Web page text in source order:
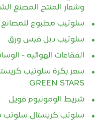
وشعار المنتج المصنع
سلوتيب مطبوع
سلوتيب دبل فيس ورق
الفقاعات الهوائيه -
سعر بكرة سلوتيب
GREEN STARS
شريط الومونيوم فويل
سلوتب كريستال سلوتب